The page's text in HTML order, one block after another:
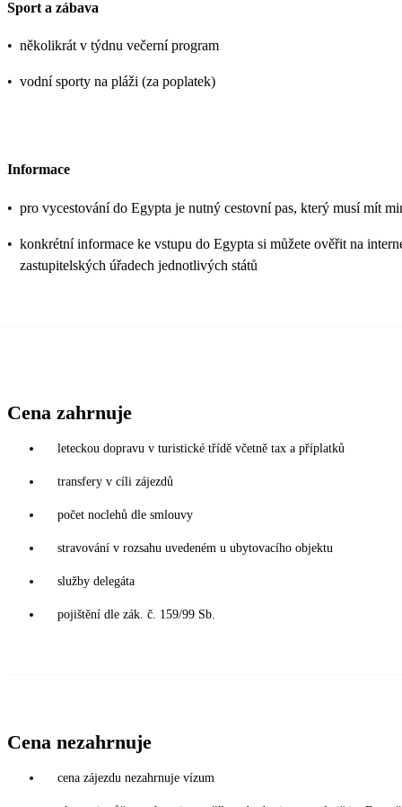
Sport a zábava
• několikrát v týdnu večerní program
• vodní sporty na pláži (za poplatek)
Informace
• pro vycestování do Egypta je nutný cestovní pas, který musí mít
• konkrétní informace ke vstupu do Egypta si můžete ověřit na
zastupitelských úřadech jednotlivých států
Cena zahrnuje
leteckou dopravu v turistické třídě včetně tax a příplatků
transfery v cíli zájezdů
počet noclehů dle smlouvy
stravování v rozsahu uvedeném u ubytovacího objektu
služby delegáta
pojištění dle zák. č. 159/99 Sb.
Cena nezahrnuje
cena zájezdu nezahrnuje vízum